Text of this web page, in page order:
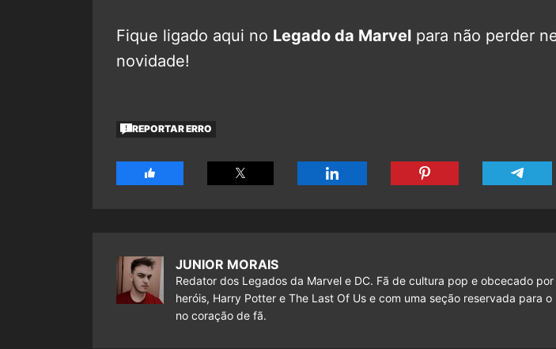
Fique ligado aqui no Legado da Marvel para não perder
novidade!
REPORTAR ERRO
JUNIOR MORAIS
Redator dos Legados da Marvel e DC. Fã de cultura pop e obcecado
heróis, Harry Potter e The Last Of Us e com uma seção reservada para o
no coração de fã.